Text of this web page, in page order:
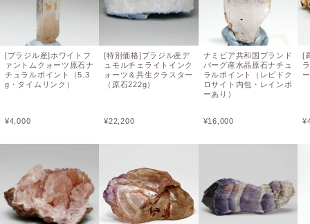
[ブラジル産]ホワイトフ
ァントムクォーツ原石ナ
チュラルポイント（5.3
g・タイムリンク）
¥4,000
[特別価格]ブラジル産デ
ュモルチェライトインク
ォーツ＆共生クラスター
（原石222g）
¥22,200
ナミビア共和国ブランド
バーグ産水晶原石ナチュ
ラルポイント（レピドク
ロサイト内包・レインボ
ーあり）
¥16,000
[
¥